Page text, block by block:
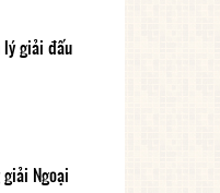
giải đấu
Ngoại